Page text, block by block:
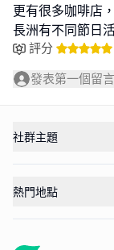
更有很多咖啡店
長洲有不同節日
評分
發表第一個留
社群主題
熱門地點